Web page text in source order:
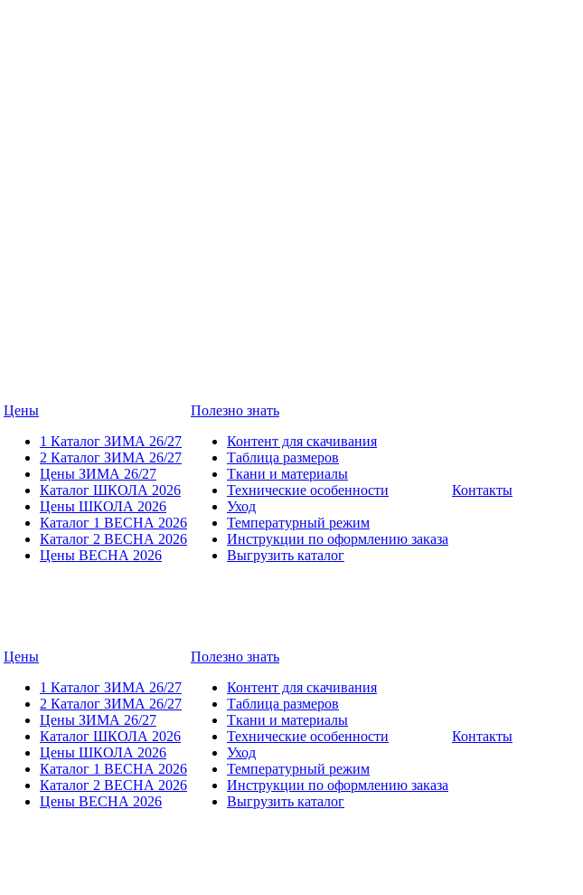
Цены
1 Каталог ЗИМА 26/27
2 Каталог ЗИМА 26/27
Цены ЗИМА 26/27
Каталог ШКОЛА 2026
Цены ШКОЛА 2026
Каталог 1 ВЕСНА 2026
Каталог 2 ВЕСНА 2026
Цены ВЕСНА 2026
Полезно знать
Контент для скачивания
Таблица размеров
Ткани и материалы
Технические особенности
Уход
Температурный режим
Инструкции по оформлению заказа
Выгрузить каталог
Контакты
Цены
1 Каталог ЗИМА 26/27
2 Каталог ЗИМА 26/27
Цены ЗИМА 26/27
Каталог ШКОЛА 2026
Цены ШКОЛА 2026
Каталог 1 ВЕСНА 2026
Каталог 2 ВЕСНА 2026
Цены ВЕСНА 2026
Полезно знать
Контент для скачивания
Таблица размеров
Ткани и материалы
Технические особенности
Уход
Температурный режим
Инструкции по оформлению заказа
Выгрузить каталог
Контакты